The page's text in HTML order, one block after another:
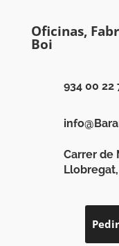
Oficinas,
Boi
934 00 22
Carrer de